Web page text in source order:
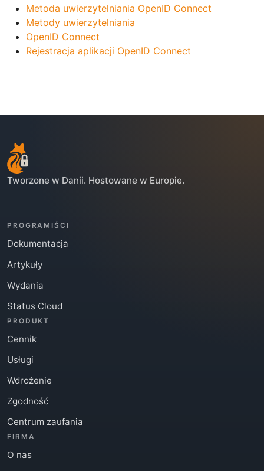
Metoda uwierzytelniania OpenID Connect
Metody uwierzytelniania
OpenID Connect
Rejestracja aplikacji OpenID Connect
Tworzone w Danii. Hostowane w Europie.
PROGRAMIŚCI
Dokumentacja
Artykuły
Wydania
Status Cloud
PRODUKT
Cennik
Usługi
Wdrożenie
Zgodność
Centrum zaufania
FIRMA
O nas